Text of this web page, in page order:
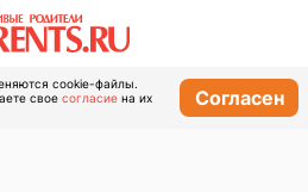
cookie-файлы.
свое согласие на их
Согласен